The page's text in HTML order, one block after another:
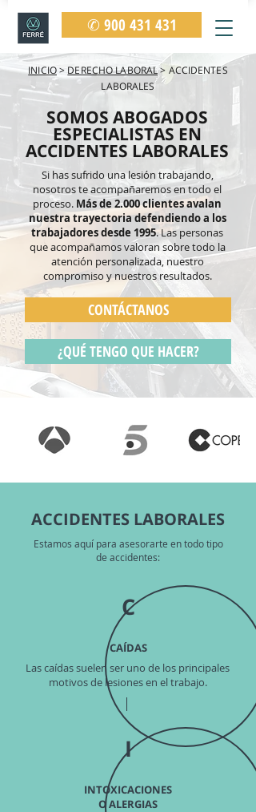
✆ 900 431 431
INICIO> DERECHO LABORAL> ACCIDENTES
LABORALES
SOMOS ABOGADOS
ESPECIALISTAS EN
ACCIDENTES LABORALES
Si has sufrido una lesión trabajando,
nosotros te acompañaremos en todo el
proceso. Más de 2.000 clientes avalan
nuestra trayectoria defendiendo a los
trabajadores desde 1995. Las personas
que acompañamos valoran sobre todo la
atención personalizada, nuestro
compromiso y nuestros resultados.
CONTÁCTANOS
¿QUÉ TENGO QUE HACER?
ACCIDENTES LABORALES
Estamos aquí para asesorarte en todo tipo
de accidentes:
C
CAÍDAS
Las caídas suelen ser uno de los principales
motivos de lesiones en el trabajo.
I
INTOXICACIONES
O ALERGIAS